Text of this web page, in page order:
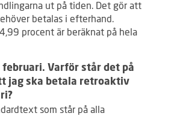
ut på tiden. Det gör att
betalas i efterhand.
procent är beräknat på hela
februari. Varför står det på
jag ska betala retroaktiv
som står på alla